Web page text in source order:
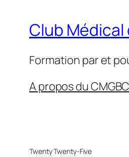
Club
Formation par et
A propos du CMGB
Twenty Twenty-Five